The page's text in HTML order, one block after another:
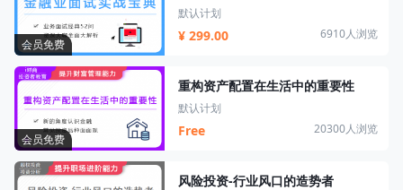
会员免费
默认计划
¥ 299.00 6910人浏览
会员免费
重构资产配置在生活中的重要性
默认计划
Free 20300人浏览
风险投资-行业风口的造势者